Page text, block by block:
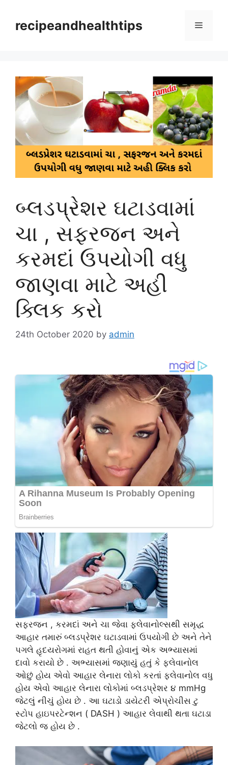
contentrecipeandhealthtips Menu
બ્લડપ્રેશર ઘટાડવામાં
ચા , સફરજન અને
કરમદાં ઉપયોગી વધુ
જાણવા માટે અહી
ક્લિક કરો
24th October 2020 by admin
સફરજન , કરમદાં અને ચા જેવા ફ્લેવાનોલ્સથી સમૃદ્ધ
આહાર તમારું બ્લડપ્રેશર ઘટાડવામાં ઉપયોગી છે અને તેને
પગલે હૃદયરોગમાં રાહત થતી હોવાનું એક અભ્યાસમાં
દાવો કરાયો છે . અભ્યાસમાં જણાયું હતું કે ફ્લેવાનોલ
ઓછું હોય એવો આહાર લેનારા લોકો કરતાં ફ્લેવાનોલ વધુ
હોય એવો આહાર લેનારા લોકોમાં બ્લડપ્રેશર ૪ mmHg
જેટલું નીચું હોય છે . આ ઘટાડો ડાયેટરી એપ્રોચીસ ટુ
સ્ટોપ હાઇપરટેન્શન ( DASH ) આહાર લેવાથી થતા ઘટાડા
જેટલો જ હોય છે .